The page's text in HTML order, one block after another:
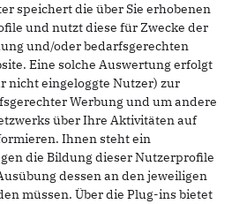
speichert die über Sie erhobenen
und nutzt diese für Zwecke der
und/oder bedarfsgerechten
Eine solche Auswertung erfolgt
nicht eingeloggte Nutzer) zur
Werbung und um andere
über Ihre Aktivitäten auf
Ihnen steht ein
die Bildung dieser Nutzerprofile
dessen an den jeweiligen
müssen. Über die Plug-ins bietet